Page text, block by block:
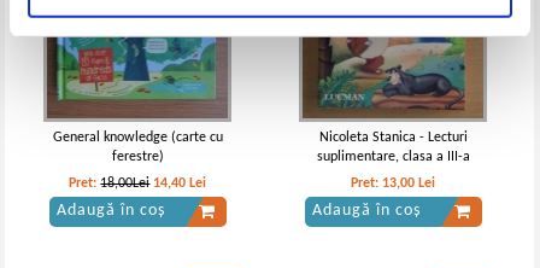
General knowledge (carte cu
ferestre)
Pret:18,00Lei 14,40 Lei
Adaugă în coș
Nicoleta Stanica - Lecturi
suplimentare, clasa a III-a
Pret: 13,00 Lei
Adaugă în coș